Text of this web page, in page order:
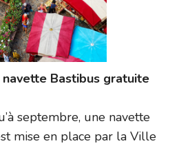
navette Bastibus gratuite
septembre, une navette
mise en place par la Ville